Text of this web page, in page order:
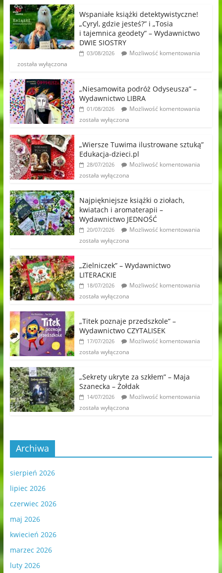
Wspaniałe książki detektywistyczne!
„Cyryl, gdzie jesteś?” i „Tosia
i tajemnica geodety” – Wydawnictwo
DWIE SIOSTRY
03/08/2026
Możliwość komentowania
została wyłączona
„Niesamowita podróż Odyseusza” –
Wydawnictwo LIBRA
01/08/2026
Możliwość komentowania
została wyłączona
„Wiersze Tuwima ilustrowane sztuką”
Edukacja-dzieci.pl
28/07/2026
Możliwość komentowania
została wyłączona
Najpiękniejsze książki o ziołach,
kwiatach i aromaterapii –
Wydawnictwo JEDNOŚĆ
20/07/2026
Możliwość komentowania
została wyłączona
„Zielniczek” – Wydawnictwo
LITERACKIE
18/07/2026
Możliwość komentowania
została wyłączona
„Titek poznaje przedszkole” –
Wydawnictwo CZYTALISEK
17/07/2026
Możliwość komentowania
została wyłączona
„Sekrety ukryte za szkłem” – Maja
Szanecka – Żołdak
14/07/2026
Możliwość komentowania
została wyłączona
Archiwa
sierpień 2026
lipiec 2026
czerwiec 2026
maj 2026
kwiecień 2026
marzec 2026
luty 2026